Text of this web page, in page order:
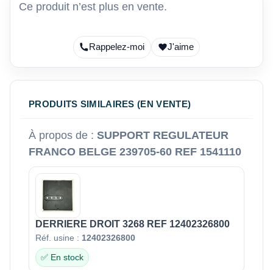
Ce produit n’est plus en vente.
Rappelez-moi J'aime
PRODUITS SIMILAIRES (EN VENTE)
À propos de : SUPPORT REGULATEUR
FRANCO BELGE 239705-60 REF 1541110
DERRIERE DROIT 3268 REF 12402326800
Réf. usine : 12402326800
✅ En stock